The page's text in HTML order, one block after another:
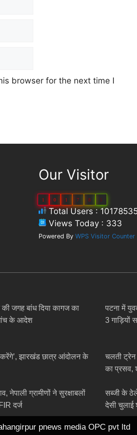
browser for the next time I
Our Visitor
1 0 1 7 8 5
Total Users :
Views Today : 333
Powered By WPS Visitor Counter
जगह बांध दिया कागज का
जांच के आदेश
पटना में
3 गाड़ियों
झारखंड छात्र आंदोलन के
चलती ट्रेन
का प्रसव,
नेपाली ग्रामीणों ने सुरक्षाबलों
दर्ज
सब्जी के
देसी चुलाई
pnews media OPC pvt ltd